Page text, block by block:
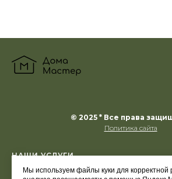
Мы используем файлы куки для корректной
© 2025 * Все права
Политика сайта
НАШИ УСЛУГИ